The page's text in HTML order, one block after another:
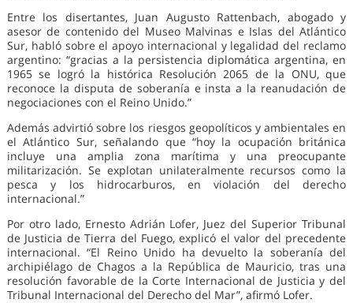
Entre los disertantes, Juan Augusto Rattenbach, abogado y
asesor de contenido del Museo Malvinas e Islas del Atlántico
Sur, habló sobre el apoyo internacional y legalidad del reclamo
argentino: “gracias a la persistencia diplomática argentina, en
1965 se logró la histórica Resolución 2065 de la ONU, que
reconoce la disputa de soberanía e insta a la reanudación de
negociaciones con el Reino Unido.”
Además advirtió sobre los riesgos geopolíticos y ambientales en
el Atlántico Sur, señalando que “hoy la ocupación británica
incluye una amplia zona marítima y una preocupante
militarización. Se explotan unilateralmente recursos como la
pesca y los hidrocarburos, en violación del derecho
internacional.”
Por otro lado, Ernesto Adrián Lofer, Juez del Superior Tribunal
de Justicia de Tierra del Fuego, explicó el valor del precedente
internacional. “El Reino Unido ha devuelto la soberanía del
archipiélago de Chagos a la República de Mauricio, tras una
resolución favorable de la Corte Internacional de Justicia y del
Tribunal Internacional del Derecho del Mar”, afirmó Lofer.